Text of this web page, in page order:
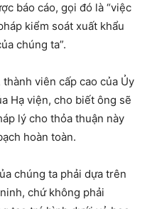
báo cáo, gọi đó là “việc
kiểm soát xuất khẩu
chúng ta”.
viên cấp cao của Ủy
Hạ viện, cho biết ông sẽ
lý cho thỏa thuận này
hoàn toàn.
chúng ta phải dựa trên
chứ không phải